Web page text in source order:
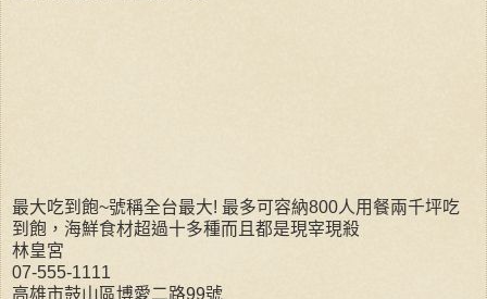
最大吃到飽~號稱全台最大! 最多可容納800人用餐兩千坪吃
到飽，海鮮食材超過十多種而且都是現宰現殺
林皇宮
07-555-1111
高雄市鼓山區博愛二路99號